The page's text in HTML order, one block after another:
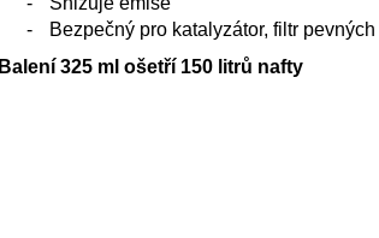
-
Bezpečný pro katalyzátor, filtr
Balení 325 ml ošetří 150 litrů nafty